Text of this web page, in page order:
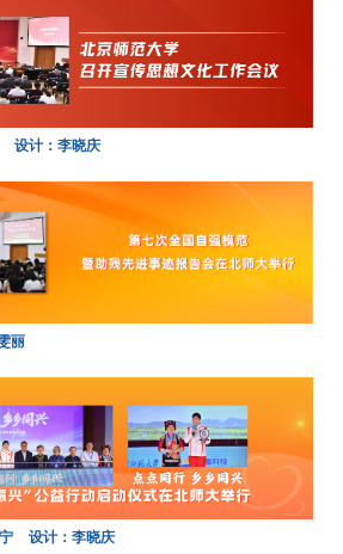
设计：李晓庆
丽
设计：李晓庆